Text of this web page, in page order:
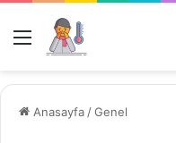
Menü
Anasayfa /Genel